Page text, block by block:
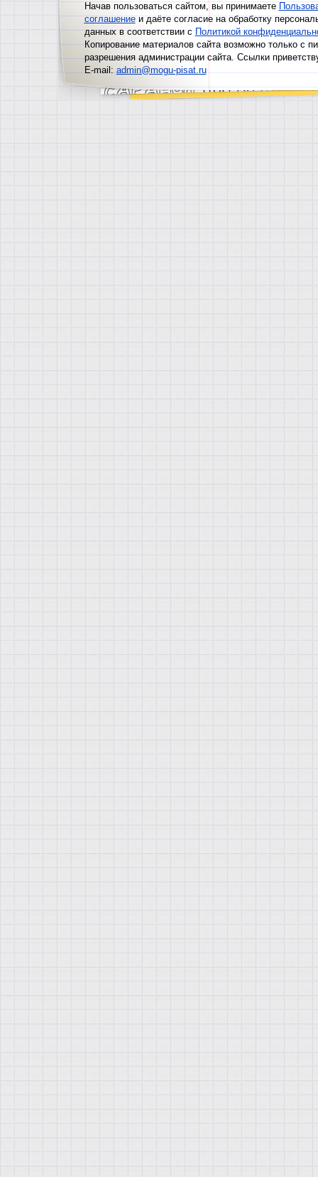
Начав пользоваться сайтом, вы принимаете
соглашениеи даёте согласие на обработку
данных в соответствии сПолитикой
Копирование материалов сайта возможно только с
разрешения администрации сайта. Ссылки
E-mail:admin@mogu-pisat.ru